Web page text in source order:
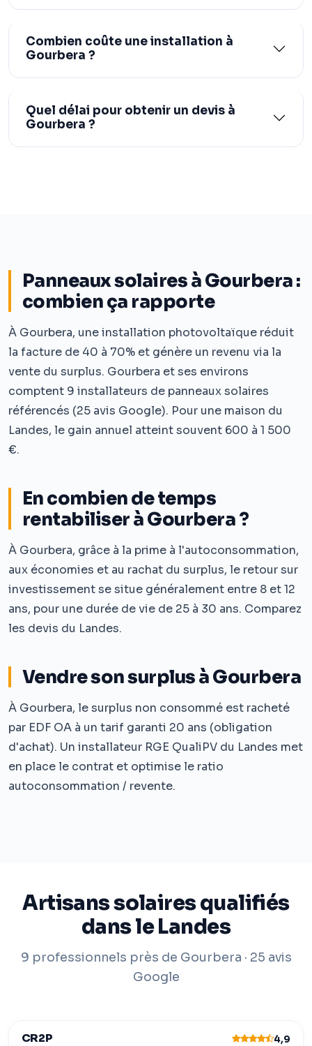
Panneaux solaires à Gourbera :
combien ça rapporte
À Gourbera, une installation photovoltaïque réduit
la facture de 40 à 70% et génère un revenu via la
vente du surplus. Gourbera et ses environs
comptent 9 installateurs de panneaux solaires
référencés (25 avis Google). Pour une maison du
Landes, le gain annuel atteint souvent 600 à 1 500
€.
En combien de temps
rentabiliser à Gourbera ?
À Gourbera, grâce à la prime à l'autoconsommation,
aux économies et au rachat du surplus, le retour sur
investissement se situe généralement entre 8 et 12
ans, pour une durée de vie de 25 à 30 ans. Comparez
les devis du Landes.
Vendre son surplus à Gourbera
À Gourbera, le surplus non consommé est racheté
par EDF OA à un tarif garanti 20 ans (obligation
d'achat). Un installateur RGE QualiPV du Landes met
en place le contrat et optimise le ratio
autoconsommation / revente.
Artisans solaires qualifiés
dans le Landes
9 professionnels près de Gourbera · 25 avis
Google
CR2P 4,9
Combien coûte une installation à
Gourbera ?
Quel délai pour obtenir un devis à
Gourbera ?